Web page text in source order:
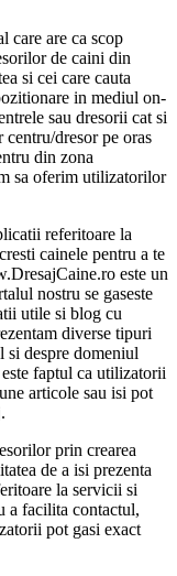
care are ca scop
de caini din
si cei care cauta
in mediul on-
sau dresorii cat si
dresor pe oras
din zona
sa oferim utilizatorilor
referitoare la
cainele pentru a te
este un
nostru se gaseste
utile si blog cu
diverse tipuri
si despre domeniul
faptul ca utilizatorii
articole sau isi pot
prin crearea
de a isi prezenta
la servicii si
a facilita contactul,
pot gasi exact